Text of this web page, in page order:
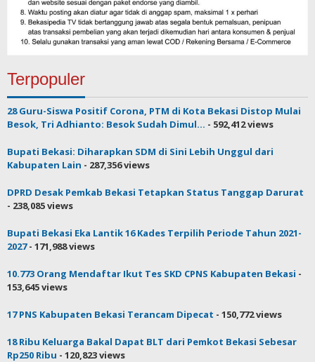
Terpopuler
28 Guru-Siswa Positif Corona, PTM di Kota Bekasi Distop Mulai
Besok, Tri Adhianto: Besok Sudah Dimul... - 592,412 views
Bupati Bekasi: Diharapkan SDM di Sini Lebih Unggul dari
Kabupaten Lain - 287,356 views
DPRD Desak Pemkab Bekasi Tetapkan Status Tanggap Darurat
- 238,085 views
Bupati Bekasi Eka Lantik 16 Kades Terpilih Periode Tahun 2021-
2027- 171,988 views
10.773 Orang Mendaftar Ikut Tes SKD CPNS Kabupaten Bekasi -
153,645 views
17 PNS Kabupaten Bekasi Terancam Dipecat - 150,772 views
18 Ribu Keluarga Bakal Dapat BLT dari Pemkot Bekasi Sebesar
Rp250 Ribu - 120,823 views